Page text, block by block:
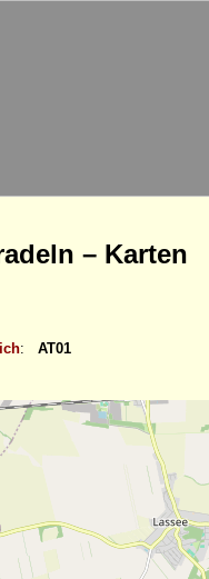
– Karten
: AT01